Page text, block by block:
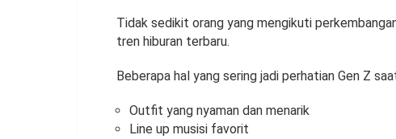
Tidak sedikit orang yang mengikuti
tren hiburan terbaru.
Beberapa hal yang sering jadi perhatian Gen Z
Outfit yang nyaman dan menarik
Line up musisi favorit